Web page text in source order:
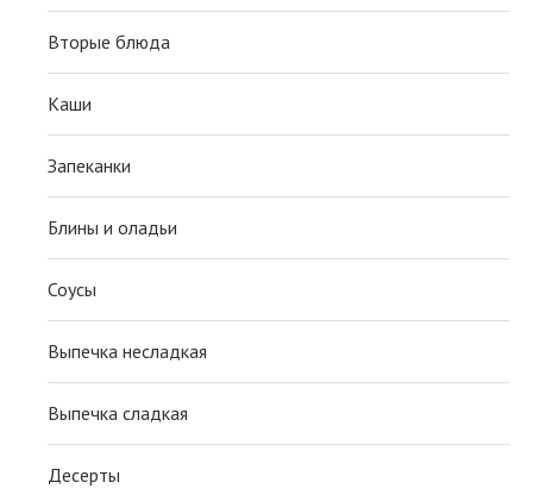
Вторые блюда
Каши
Запеканки
Блины и оладьи
Соусы
Выпечка несладкая
Выпечка сладкая
Десерты